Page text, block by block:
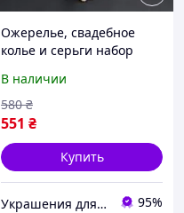
Ожерелье, свадебное
колье и серьги набор
В наличии
551 ₴
580 ₴
Купить
Украшения для волос - Интернет магазин Tiarav.com.ua 95%